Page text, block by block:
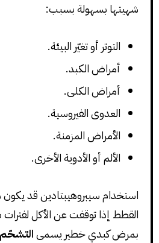
شهيتها بسهولة بسبب:
التوتر أو تغيّر البيئة.
أمراض الكبد.
أمراض الكلى.
العدوى الفيروسية.
الأمراض المزمنة.
الألم أو الأدوية الأخرى.
استخدام سيبروهيبتادين قد يكون
القطط إذا توقفت عن الأكل
بمرض كبدي خطير يسمى